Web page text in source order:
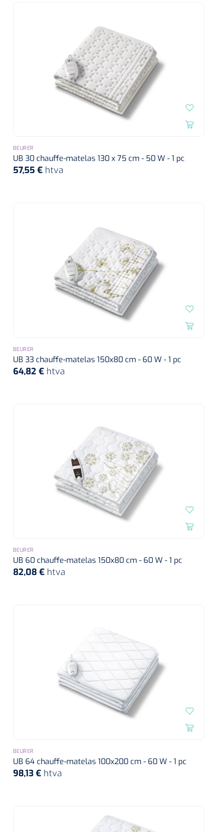
Dissolvant de couche adhésive
Nettoyeurs de plaies
BEURER
UB 30 chauffe-matelas 130 x 75 cm - 50 W - 1 pc
57,55 € htva
BEURER
UB 33 chauffe-matelas 150x80 cm - 60 W - 1 pc
64,82 € htva
BEURER
UB 60 chauffe-matelas 150x80 cm - 60 W - 1 pc
82,08 € htva
BEURER
UB 64 chauffe-matelas 100x200 cm - 60 W - 1 pc
98,13 € htva